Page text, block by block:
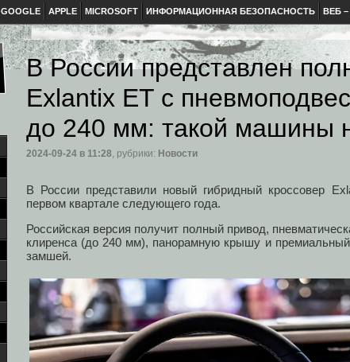
GOOGLE APPLE MICROSOFT ИНФОРМАЦИОННАЯ БЕЗОПАСНОСТЬ ВЕБ
В России представлен
Exlantix ET с
до 240 мм: такой машины
2024-09-24 в 11:28, рубрики: Новости
В России представили новый гибридный кроссовер
первом квартале следующего года.
Российская версия получит полный привод,
клиренса (до 240 мм), панорамную крышу и
замшей.